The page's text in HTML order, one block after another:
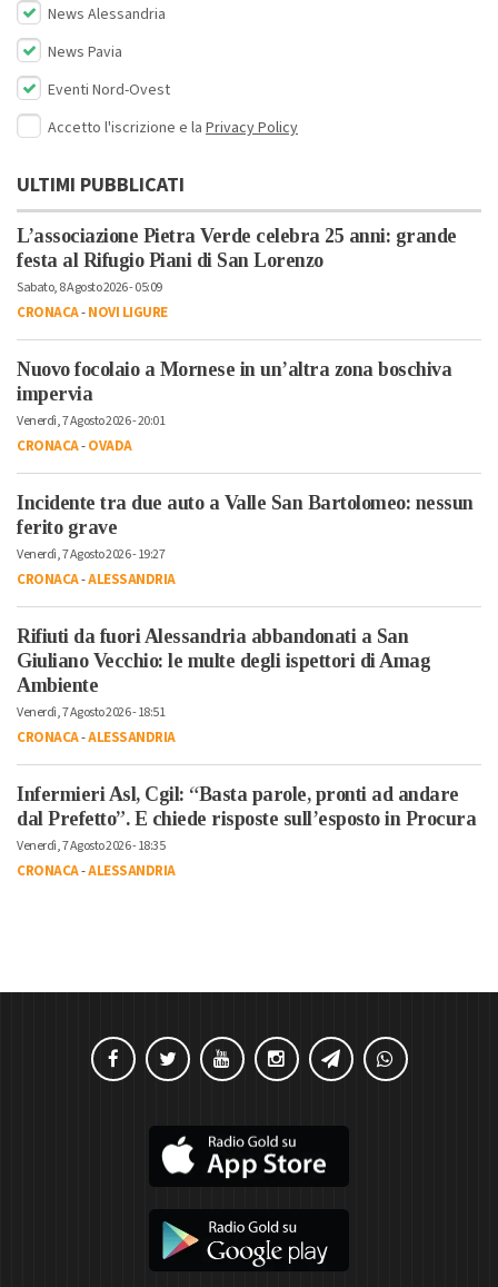
News Alessandria
News Pavia
Eventi Nord-Ovest
Accetto l'iscrizione e la Privacy Policy
ULTIMI PUBBLICATI
L’associazione Pietra Verde celebra 25 anni: grande
festa al Rifugio Piani di San Lorenzo
Sabato, 8 Agosto 2026 - 05:09
CRONACA-NOVI LIGURE
Nuovo focolaio a Mornese in un’altra zona boschiva
impervia
Venerdì, 7 Agosto 2026 - 20:01
CRONACA-OVADA
Incidente tra due auto a Valle San Bartolomeo: nessun
ferito grave
Venerdì, 7 Agosto 2026 - 19:27
CRONACA-ALESSANDRIA
Rifiuti da fuori Alessandria abbandonati a San
Giuliano Vecchio: le multe degli ispettori di Amag
Ambiente
Venerdì, 7 Agosto 2026 - 18:51
CRONACA-ALESSANDRIA
Infermieri Asl, Cgil: “Basta parole, pronti ad andare
dal Prefetto”. E chiede risposte sull’esposto in Procura
Venerdì, 7 Agosto 2026 - 18:35
CRONACA-ALESSANDRIA